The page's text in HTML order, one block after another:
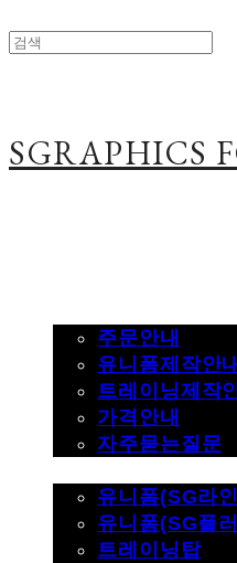
SGRAPHICS
주문안내
유니폼제작안내
트레이닝제작
가격안내
자주묻는질문
유니폼(SG라
유니폼(SG플
트레이닝탑